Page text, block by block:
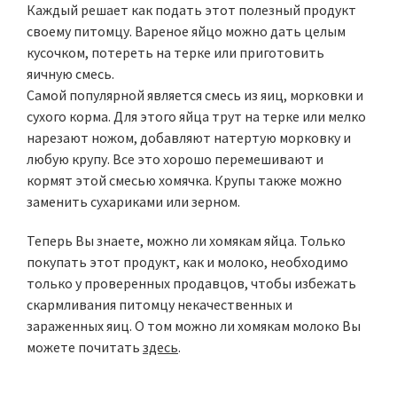
Каждый решает как подать этот полезный продукт
своему питомцу. Вареное яйцо можно дать целым
кусочком, потереть на терке или приготовить
яичную смесь.
Самой популярной является смесь из яиц, морковки и
сухого корма. Для этого яйца трут на терке или мелко
нарезают ножом, добавляют натертую морковку и
любую крупу. Все это хорошо перемешивают и
кормят этой смесью хомячка. Крупы также можно
заменить сухариками или зерном.
Теперь Вы знаете, можно ли хомякам яйца. Только
покупать этот продукт, как и молоко, необходимо
только у проверенных продавцов, чтобы избежать
скармливания питомцу некачественных и
зараженных яиц. О том можно ли хомякам молоко Вы
можете почитать здесь.